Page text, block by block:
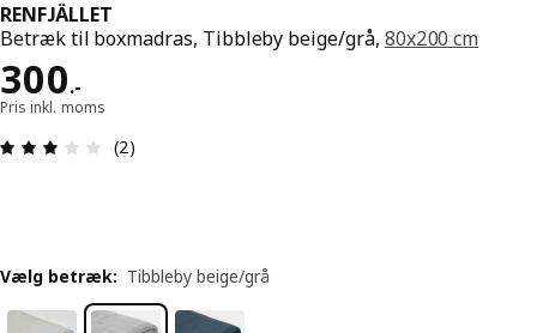
RENFJÄLLET
Betræk til boxmadras, Tibbleby beige/grå, 80x200 cm
300.-
Pris 300.-
Pris inkl. moms
Anmeldelse: 3 Ud af 5 Stjerner. Anmeldelser i
(2)
Vælg betræk: Tibbleby beige/grå